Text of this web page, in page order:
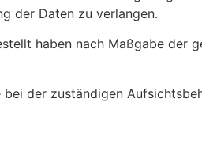
der Daten zu verlangen.
haben nach Maßgabe der
der zuständigen